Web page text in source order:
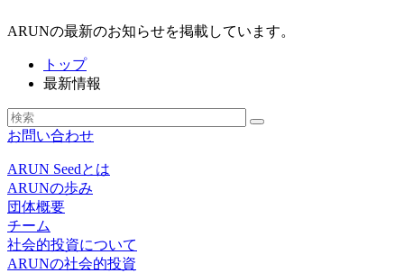
ARUNの最新のお知らせを掲載しています。
トップ
最新情報
お問い合わせ
ARUN Seedとは
ARUNの歩み
団体概要
チーム
社会的投資について
ARUNの社会的投資